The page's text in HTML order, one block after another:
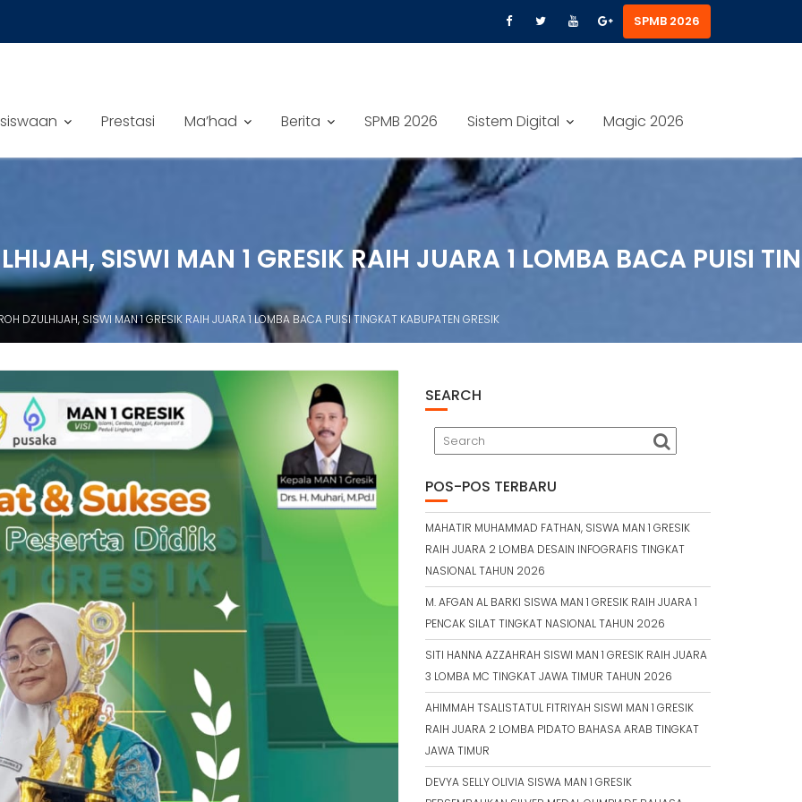
SPMB 2026
Prestasi Ma’had Berita SPMB 2026 Sistem Digital Magic 2026
SISWI MAN 1 GRESIK RAIH JUARA 1 LOMBA BACA PUISI
DZULHIJAH, SISWI MAN 1 GRESIK RAIH JUARA 1 LOMBA BACA PUISI TINGKAT KABUPATEN GRESIK
SEARCH
POS-POS TERBARU
MAHATIR MUHAMMAD FATHAN, SISWA MAN 1 GRESIK
RAIH JUARA 2 LOMBA DESAIN INFOGRAFIS TINGKAT
NASIONAL TAHUN 2026
M. AFGAN AL BARKI SISWA MAN 1 GRESIK RAIH JUARA 1
PENCAK SILAT TINGKAT NASIONAL TAHUN 2026
SITI HANNA AZZAHRAH SISWI MAN 1 GRESIK RAIH JUARA
3 LOMBA MC TINGKAT JAWA TIMUR TAHUN 2026
AHIMMAH TSALISTATUL FITRIYAH SISWI MAN 1 GRESIK
RAIH JUARA 2 LOMBA PIDATO BAHASA ARAB TINGKAT
JAWA TIMUR
DEVYA SELLY OLIVIA SISWA MAN 1 GRESIK